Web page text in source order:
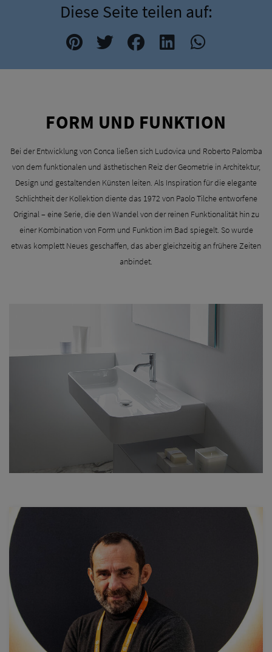
Diese Seite teilen auf:
FORM UND FUNKTION
Bei der Entwicklung von Conca ließen sich Ludovica und Roberto Palomba
von dem funktionalen und ästhetischen Reiz der Geometrie in Architektur,
Design und gestaltenden Künsten leiten. Als Inspiration für die elegante
Schlichtheit der Kollektion diente das 1972 von Paolo Tilche entworfene
Original – eine Serie, die den Wandel von der reinen Funktionalität hin zu
einer Kombination von Form und Funktion im Bad spiegelt. So wurde
etwas komplett Neues geschaffen, das aber gleichzeitig an frühere Zeiten
anbindet.